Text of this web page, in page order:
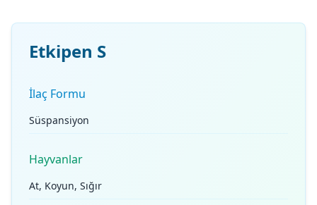
Etkipen S
İlaç Formu
Süspansiyon
Hayvanlar
At, Koyun, Sığır